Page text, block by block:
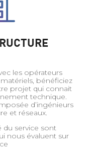
les opérateurs
bénéficiez
projet qui connait
technique.
d’ingénieurs
et réseaux.
du service sont
nous évaluent sur